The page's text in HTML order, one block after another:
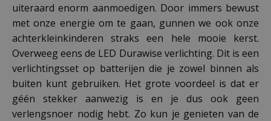
uiteraard enorm aanmoedigen. Door immers bewust
met onze energie om te gaan, gunnen we ook onze
achterkleinkinderen straks een hele mooie kerst.
Overweeg eens de LED Durawise verlichting. Dit is een
verlichtingsset op batterijen die je zowel binnen als
buiten kunt gebruiken. Het grote voordeel is dat er
géén stekker aanwezig is en je dus ook geen
verlengsnoer nodig hebt. Zo kun je genieten van de